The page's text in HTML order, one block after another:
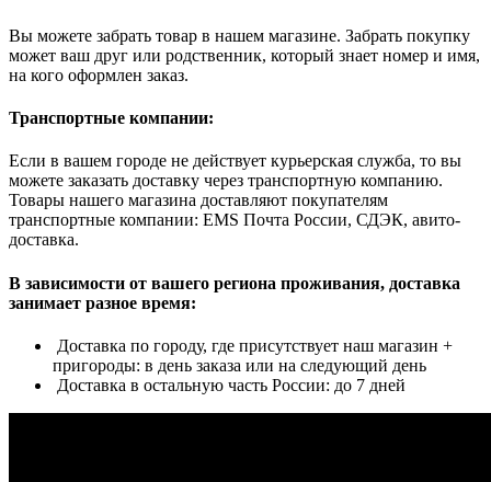
Вы можете забрать товар в нашем магазине. Забрать покупку
может ваш друг или родственник, который знает номер и имя,
на кого оформлен заказ.
Транспортные компании:
Если в вашем городе не действует курьерская служба, то вы
можете заказать доставку через транспортную компанию.
Товары нашего магазина доставляют покупателям
транспортные компании: EMS Почта России, СДЭК, авито-
доставка.
В зависимости от вашего региона проживания, доставка
занимает разное время:
Доставка по городу, где присутствует наш магазин +
пригороды: в день заказа или на следующий день
Доставка в остальную часть России: до 7 дней